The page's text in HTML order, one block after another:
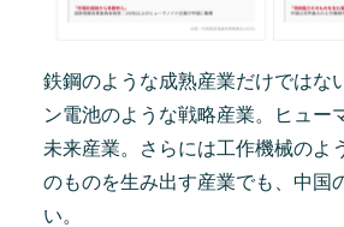
鉄鋼のような成熟産業だけではな
ン電池のような戦略産業。ヒュー
未来産業。さらには工作機械のよ
のものを生み出す産業でも、中国
い。